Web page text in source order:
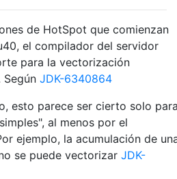
de HotSpot que comienzan
el compilador del servidor
para la vectorización
JDK-6340864
esto parece ser cierto solo
al menos por el
ejemplo, la acumulación de
se puede vectorizar JDK-